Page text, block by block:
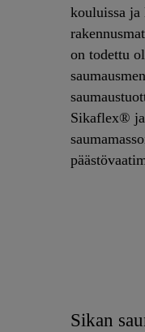
kouluissa ja
on todettu
Sikaflex® ja
Sikan